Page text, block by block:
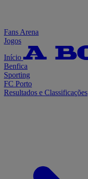
Fans Arena
Jogos
Início
Benfica
Sporting
FC Porto
Resultados e Classificações